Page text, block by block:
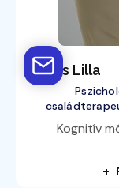
Birkás Lilla
Kognitív
+